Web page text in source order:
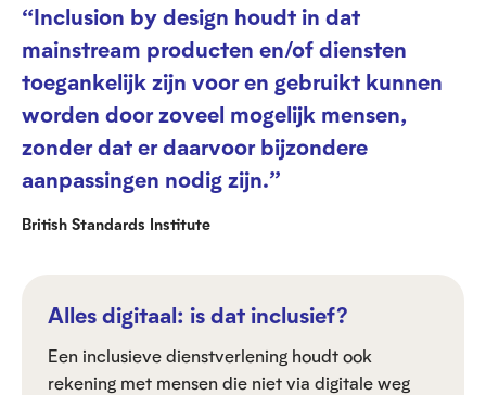
“Inclusion by design houdt in dat
mainstream producten en/of diensten
toegankelijk zijn voor en gebruikt kunnen
worden door zoveel mogelijk mensen,
zonder dat er daarvoor bijzondere
aanpassingen nodig zijn.”
British Standards Institute
Alles digitaal: is dat inclusief?
Een inclusieve dienstverlening houdt ook
rekening met mensen die niet via digitale weg